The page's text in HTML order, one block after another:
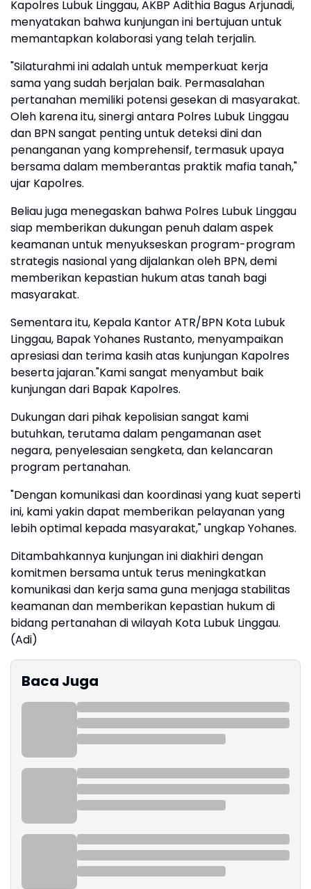
Kapolres Lubuk Linggau, AKBP Adithia Bagus Arjunadi,
menyatakan bahwa kunjungan ini bertujuan untuk
memantapkan kolaborasi yang telah terjalin.
"Silaturahmi ini adalah untuk memperkuat kerja
sama yang sudah berjalan baik. Permasalahan
pertanahan memiliki potensi gesekan di masyarakat.
Oleh karena itu, sinergi antara Polres Lubuk Linggau
dan BPN sangat penting untuk deteksi dini dan
penanganan yang komprehensif, termasuk upaya
bersama dalam memberantas praktik mafia tanah,"
ujar Kapolres.
Beliau juga menegaskan bahwa Polres Lubuk Linggau
siap memberikan dukungan penuh dalam aspek
keamanan untuk menyukseskan program-program
strategis nasional yang dijalankan oleh BPN, demi
memberikan kepastian hukum atas tanah bagi
masyarakat.
Sementara itu, Kepala Kantor ATR/BPN Kota Lubuk
Linggau, Bapak Yohanes Rustanto, menyampaikan
apresiasi dan terima kasih atas kunjungan Kapolres
beserta jajaran."Kami sangat menyambut baik
kunjungan dari Bapak Kapolres.
Dukungan dari pihak kepolisian sangat kami
butuhkan, terutama dalam pengamanan aset
negara, penyelesaian sengketa, dan kelancaran
program pertanahan.
"Dengan komunikasi dan koordinasi yang kuat seperti
ini, kami yakin dapat memberikan pelayanan yang
lebih optimal kepada masyarakat," ungkap Yohanes.
Ditambahkannya kunjungan ini diakhiri dengan
komitmen bersama untuk terus meningkatkan
komunikasi dan kerja sama guna menjaga stabilitas
keamanan dan memberikan kepastian hukum di
bidang pertanahan di wilayah Kota Lubuk Linggau.
(Adi)
Baca Juga